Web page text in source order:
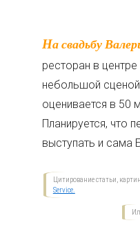
На свадьбу Валерий подарил Татьяне
ресторан в
небольшой
оценивается в 50
Планируется, что
выступать и сама
Цитирование статьи,
Service.